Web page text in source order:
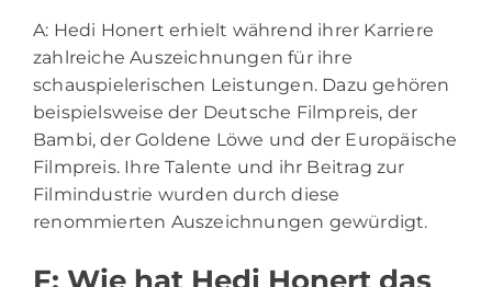
A: Hedi Honert erhielt während ihrer Karriere
zahlreiche Auszeichnungen für ihre
schauspielerischen Leistungen. Dazu gehören
beispielsweise der Deutsche Filmpreis, der
Bambi, der Goldene Löwe und der Europäische
Filmpreis. Ihre Talente und ihr Beitrag zur
Filmindustrie wurden durch diese
renommierten Auszeichnungen gewürdigt.